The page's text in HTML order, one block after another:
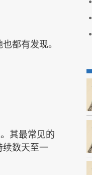
都有发现。
其最常见的
续数天至一